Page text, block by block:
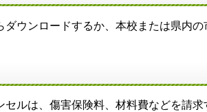
ウンロードするか、本校または県内
ルは、傷害保険料、材料費などを請求